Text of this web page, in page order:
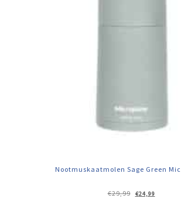
Nootmuskaatmolen Sage Green
€29,99
Oorspronkelijke
€24,99Huidige